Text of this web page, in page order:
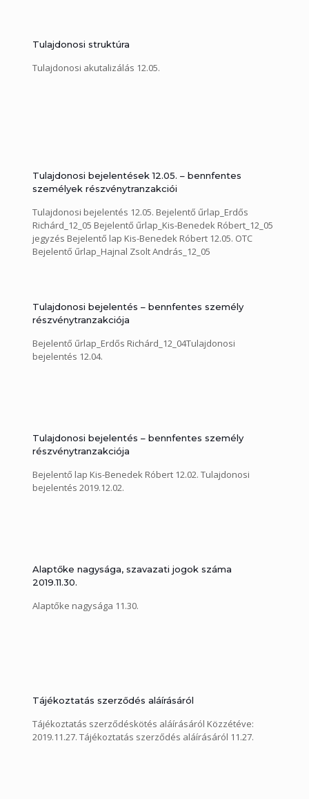
Tulajdonosi struktúra
Tulajdonosi akutalizálás 12.05.
Tulajdonosi bejelentések 12.05. – bennfentes
személyek részvénytranzakciói
Tulajdonosi bejelentés 12.05. Bejelentő űrlap_Erdős
Richárd_12_05 Bejelentő űrlap_Kis-Benedek Róbert_12_05
jegyzés Bejelentő lap Kis-Benedek Róbert 12.05. OTC
Bejelentő űrlap_Hajnal Zsolt András_12_05
Tulajdonosi bejelentés – bennfentes személy
részvénytranzakciója
Bejelentő űrlap_Erdős Richárd_12_04Tulajdonosi
bejelentés 12.04.
Tulajdonosi bejelentés – bennfentes személy
részvénytranzakciója
Bejelentő lap Kis-Benedek Róbert 12.02. Tulajdonosi
bejelentés 2019.12.02.
Alaptőke nagysága, szavazati jogok száma
2019.11.30.
Alaptőke nagysága 11.30.
Tájékoztatás szerződés aláírásáról
Tájékoztatás szerződéskötés aláírásáról Közzétéve:
2019.11.27. Tájékoztatás szerződés aláírásáról 11.27.